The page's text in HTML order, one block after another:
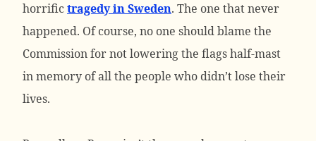
horrifictragedy in Sweden. The one that never
happened. Of course, no one should blame the
Commission for not lowering the flags half-mast
in memory of all the people who didn’t lose their
lives.